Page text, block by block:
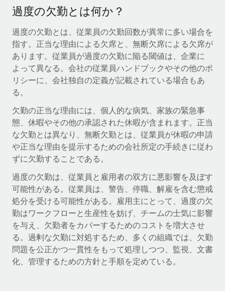
候補者の選考プロセスをシンプルに
Compliance Watchtower
コンプライアンスリスクを先回りして対応
デバイス管理
ITデバイスを世界規模で提供・管理
法人設立
法令順守した法人をスピーディに設立
移住・転勤
従業員の異動をスムーズに
福利厚生
従業員の福利厚生を簡単に管理
すべてのリソースを表示する
ブログ
グローバル給与処理
EORおよびPEO
契約社員管理
税務
ブログを読む
ブログ
Remoteの製品アップデート：GustoとXeroの統合お
よびContractor Management Plus（契約社員管理
プラス）
Remoteの使命は、世界のどこにいても、あらゆる規模の企業が
業務に最適な人材を採用し、管理し、給与を支給できるようにす
ることです。この数週間で、新しい統合、機能、改良点をリリー
スしました。...
過度の欠勤とは何か？
過度の欠勤とは、従業員の欠勤回数が異常に多い場合を
指す。正当な理由による欠席と、無断欠席による欠席が
あります。従業員が過度の欠勤に陥る閾値は、企業に
よって異なる。会社の従業員ハンドブックやその他のポ
リシーに、会社独自の定義が記載されている場合もあ
る。
欠勤の正当な理由には、個人的な病気、家族の緊急事
態、休暇やその他の承認された休暇が含まれます。正当
な欠勤とは異なり、無断欠勤とは、従業員が休暇の申請
や正当な理由を提示するための会社所定の手続きに従わ
ずに欠勤することである。
過度の欠勤は、従業員と雇用者の双方に悪影響を及ぼす
可能性がある。従業員は、警告、停職、解雇を含む懲戒
処分を受ける可能性がある。雇用主にとって、過度の欠
勤はワークフローと生産性を妨げ、チームの士気に影響
を与え、欠勤者をカバーするためのコストを増大させ
る。過剰な欠勤に対処するため、多くの組織では、欠勤
問題を公正かつ一貫性をもって処理しつつ、監視、文書
化、管理するための方針と手順を定めている。